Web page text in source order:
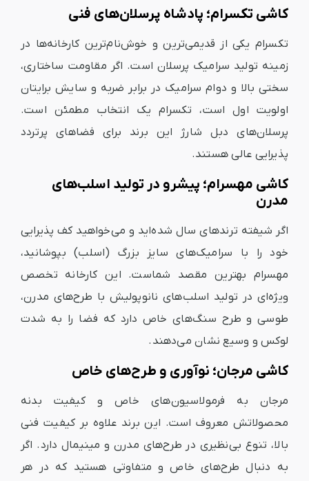
کاشی تکسرام؛ پادشاه پرسلان‌های فنی
تکسرام یکی از قدیمی‌ترین و خوش‌نام‌ترین کارخانه‌ها در
زمینه تولید سرامیک پرسلان است. اگر مقاومت ساختاری،
سختی بالا و دوام سرامیک در برابر ضربه و سایش برایتان
اولویت اول است، تکسرام یک انتخاب مطمئن است.
پرسلان‌های دبل شارژ این برند برای فضاهای پرتردد
پذیرایی عالی هستند.
کاشی مهسرام؛ پیشرو در تولید اسلب‌های
مدرن
اگر شیفته ترندهای سال شده‌اید و می‌خواهید کف پذیرایی
خود را با سرامیک‌های سایز بزرگ (اسلب) بپوشانید،
مهسرام بهترین مقصد شماست. این کارخانه تخصص
ویژه‌ای در تولید اسلب‌های نانوپولیش با طرح‌های مدرن،
طوسی و طرح سنگ‌های خاص دارد که فضا را به شدت
لوکس و وسیع نشان می‌دهند.
کاشی مرجان؛ نوآوری و طرح‌های خاص
مرجان به فرمولاسیون‌های خاص و کیفیت بدنه
محصولاتش معروف است. این برند علاوه بر کیفیت فنی
بالا، تنوع بی‌نظیری در طرح‌های مدرن و مینیمال دارد. اگر
به دنبال طرح‌های خاص و متفاوتی هستید که در هر